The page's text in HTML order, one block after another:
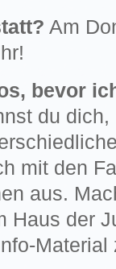
Am
bevor
du
mit den
aus.
Haus der